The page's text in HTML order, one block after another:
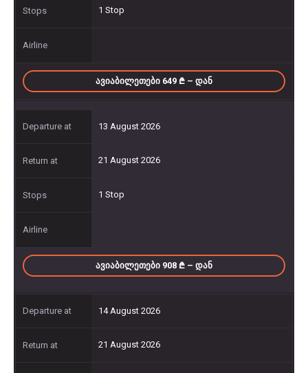
1 Stop
ᲐᲕᲘᲐᲑᲘᲚᲔᲗᲔᲑᲘ 649 – ᲓᲐᲜ
13 August 2026
21 August 2026
1 Stop
ᲐᲕᲘᲐᲑᲘᲚᲔᲗᲔᲑᲘ 908 – ᲓᲐᲜ
14 August 2026
21 August 2026